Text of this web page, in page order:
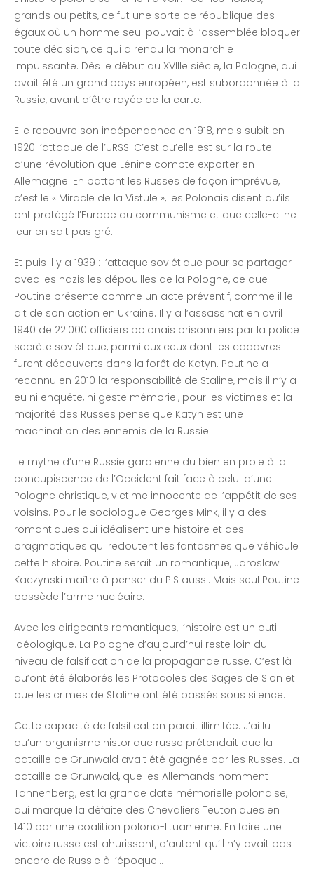
grands ou petits, ce fut une sorte de république des
égaux où un homme seul pouvait à l’assemblée bloquer
toute décision, ce qui a rendu la monarchie
impuissante. Dès le début du XVIIIe siècle, la Pologne, qui
avait été un grand pays européen, est subordonnée à la
Russie, avant d’être rayée de la carte.
Elle recouvre son indépendance en 1918, mais subit en
1920 l’attaque de l’URSS. C’est qu’elle est sur la route
d’une révolution que Lénine compte exporter en
Allemagne. En battant les Russes de façon imprévue,
c’est le « Miracle de la Vistule », les Polonais disent qu’ils
ont protégé l’Europe du communisme et que celle-ci ne
leur en sait pas gré.
Et puis il y a 1939 : l’attaque soviétique pour se partager
avec les nazis les dépouilles de la Pologne, ce que
Poutine présente comme un acte préventif, comme il le
dit de son action en Ukraine. Il y a l’assassinat en avril
1940 de 22.000 officiers polonais prisonniers par la police
secrète soviétique, parmi eux ceux dont les cadavres
furent découverts dans la forêt de Katyn. Poutine a
reconnu en 2010 la responsabilité de Staline, mais il n’y a
eu ni enquête, ni geste mémoriel, pour les victimes et la
majorité des Russes pense que Katyn est une
machination des ennemis de la Russie.
Le mythe d’une Russie gardienne du bien en proie à la
concupiscence de l’Occident fait face à celui d’une
Pologne christique, victime innocente de l’appétit de ses
voisins. Pour le sociologue Georges Mink, il y a des
romantiques qui idéalisent une histoire et des
pragmatiques qui redoutent les fantasmes que véhicule
cette histoire. Poutine serait un romantique, Jaroslaw
Kaczynski maître à penser du PIS aussi. Mais seul Poutine
possède l’arme nucléaire.
Avec les dirigeants romantiques, l’histoire est un outil
idéologique. La Pologne d’aujourd’hui reste loin du
niveau de falsification de la propagande russe. C’est là
qu’ont été élaborés les Protocoles des Sages de Sion et
que les crimes de Staline ont été passés sous silence.
Cette capacité de falsification parait illimitée. J’ai lu
qu’un organisme historique russe prétendait que la
bataille de Grunwald avait été gagnée par les Russes. La
bataille de Grunwald, que les Allemands nomment
Tannenberg, est la grande date mémorielle polonaise,
qui marque la défaite des Chevaliers Teutoniques en
1410 par une coalition polono-lituanienne. En faire une
victoire russe est ahurissant, d’autant qu’il n’y avait pas
encore de Russie à l’époque…